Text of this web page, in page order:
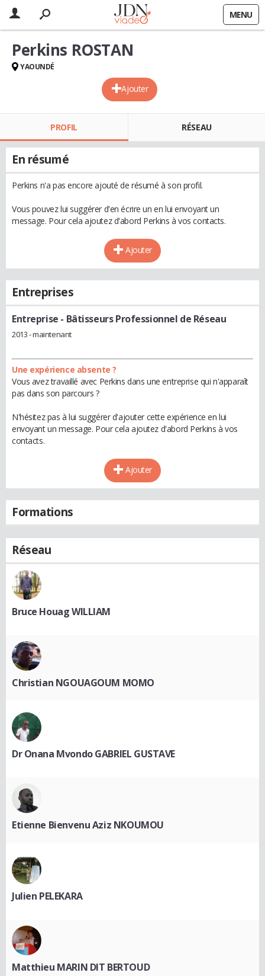
MENU
Ajouter
Perkins ROSTAN
YAOUNDÉ
PROFIL RÉSEAU
En résumé
Perkins n'a pas encore ajouté de résumé à son profil.
Vous pouvez lui suggérer d'en écrire un en lui envoyant un
message. Pour cela ajoutez d'abord Perkins à vos contacts.
Ajouter
Entreprises
Entreprise - Bâtisseurs Professionnel de Réseau
2013 - maintenant
Une expérience absente ?
Vous avez travaillé avec Perkins dans une entreprise qui n'apparaît
pas dans son parcours ?
N'hésitez pas à lui suggérer d'ajouter cette expérience en lui
envoyant un message. Pour cela ajoutez d'abord Perkins à vos
contacts.
Ajouter
Formations
Réseau
Bruce Houag WILLIAM
Christian NGOUAGOUM MOMO
Dr Onana Mvondo GABRIEL GUSTAVE
Etienne Bienvenu Aziz NKOUMOU
Julien PELEKARA
Matthieu MARIN DIT BERTOUD